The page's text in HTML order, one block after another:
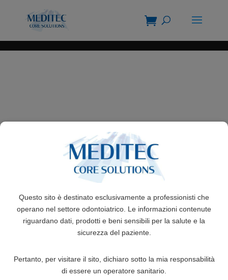
Questo sito è destinato esclusivamente a professionisti che
operano nel settore odontoiatrico. Le informazioni contenute
riguardano dati, prodotti e beni sensibili per la salute e la
sicurezza del paziente.
Pertanto, per visitare il sito, dichiaro sotto la mia responsabilità
di essere un operatore sanitario.